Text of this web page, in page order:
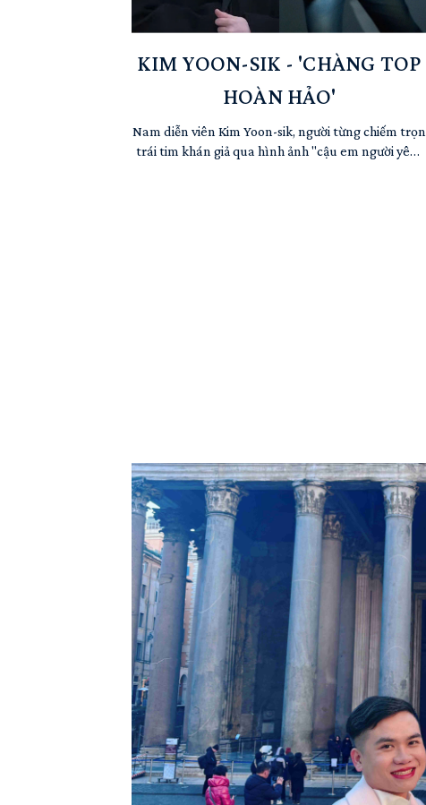
KIM YOON-SIK - 'CHÀNG TOP
HOÀN HẢO'
Nam diễn viên Kim Yoon-sik, người từng chiếm trọn
trái tim khán giả qua hình ảnh "cậu em người yêu"